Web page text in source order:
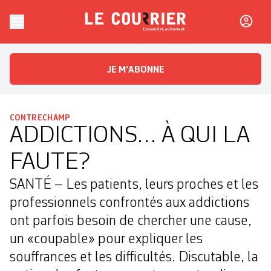
Le CourrierL'essentiel, autrement
JE M'ABONNE
CONTRECHAMP
ADDICTIONS… À QUI LA
FAUTE?
SANTÉ – Les patients, leurs proches et les
professionnels confrontés aux addictions
ont parfois besoin de chercher une cause,
un «coupable» pour expliquer les
souffrances et les difficultés. Discutable, la